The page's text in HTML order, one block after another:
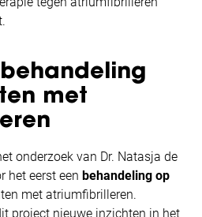
met
onderzoek van Dr. Natasja de
het eerst een behandeling op
met atriumfibrilleren.
project nieuwe inzichten in het